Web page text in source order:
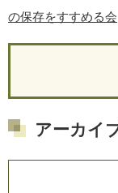
の保存をすすめる会
アーカイ